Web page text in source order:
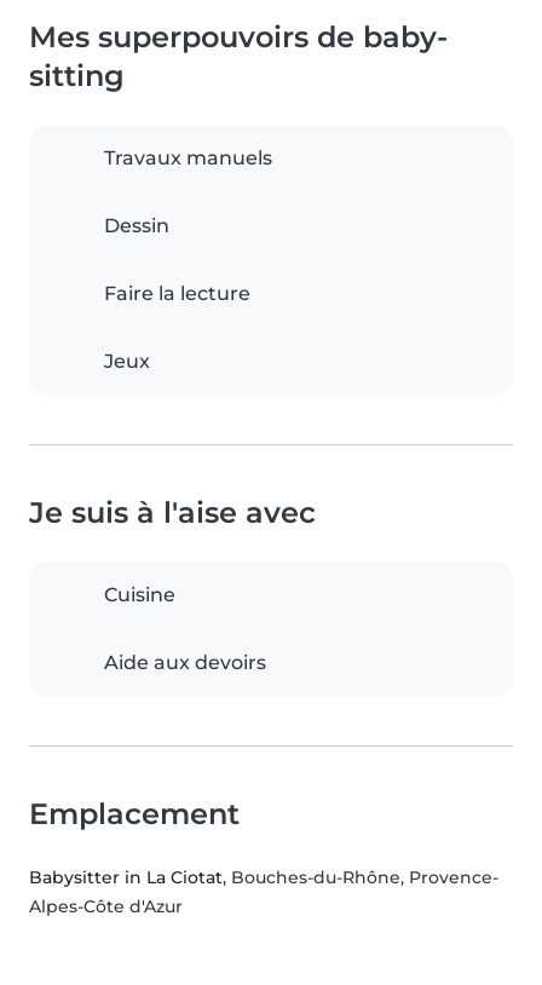
Mes superpouvoirs de baby-
sitting
Travaux manuels
Dessin
Faire la lecture
Jeux
Je suis à l'aise avec
Cuisine
Aide aux devoirs
Emplacement
Babysitter in La Ciotat, Bouches-du-Rhône, Provence-
Alpes-Côte d'Azur